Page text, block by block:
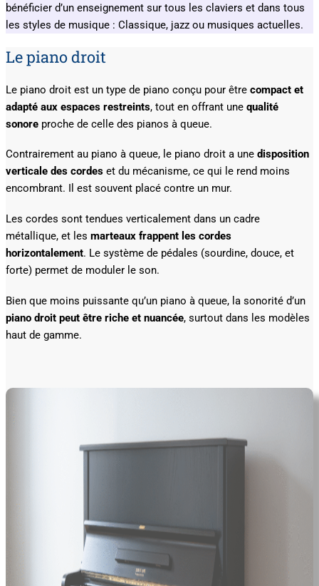
bénéficier d’un enseignement sur tous les claviers et dans tous
les styles de musique : Classique, jazz ou musiques actuelles.
Le piano droit
Le piano droit est un type de piano conçu pour être compact et
adapté aux espaces restreints, tout en offrant une qualité
sonore proche de celle des pianos à queue.
Contrairement au piano à queue, le piano droit a une disposition
verticale des cordes et du mécanisme, ce qui le rend moins
encombrant. Il est souvent placé contre un mur.
Les cordes sont tendues verticalement dans un cadre
métallique, et les marteaux frappent les cordes
horizontalement. Le système de pédales (sourdine, douce, et
forte) permet de moduler le son.
Bien que moins puissante qu’un piano à queue, la sonorité d’un
piano droit peut être riche et nuancée, surtout dans les modèles
haut de gamme.